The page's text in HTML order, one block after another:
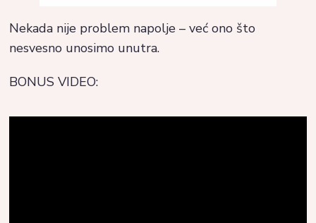
Nekada nije problem napolje – već ono što
nesvesno unosimo unutra.
BONUS VIDEO: